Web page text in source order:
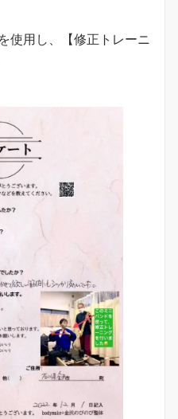
使用し、【修正トレーニ